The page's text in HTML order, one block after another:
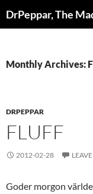
toDrPeppar, The
Monthly Archives:
DRPEPPAR
FLUFF
2012-02-28
Goder morgon